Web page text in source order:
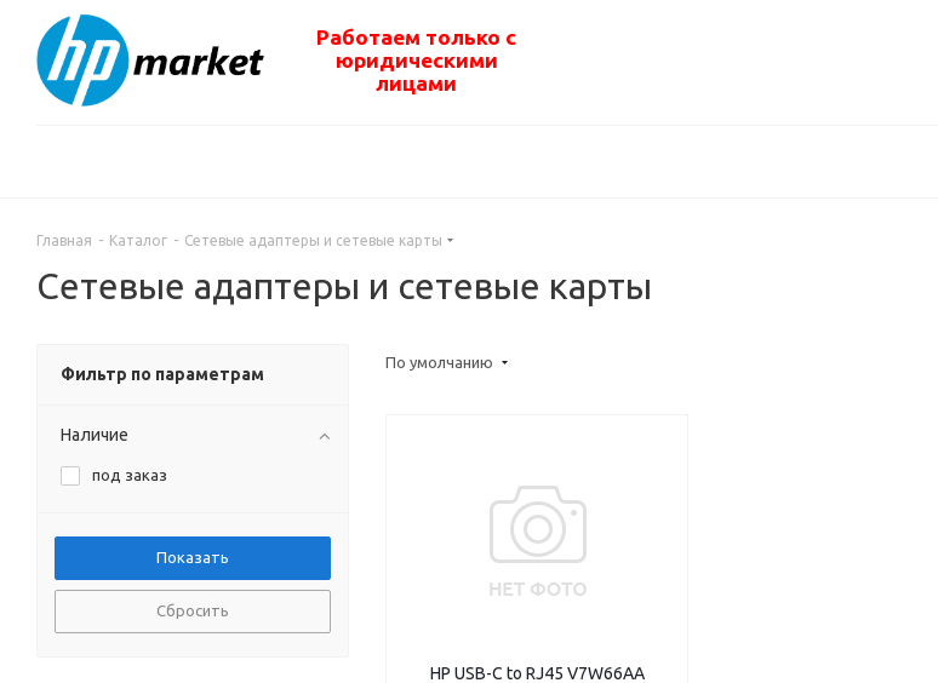
Работаем только с
юридическими
лицами
Главная - Каталог - Сетевые адаптеры и сетевые карты
Сетевые адаптеры и сетевые карты
По умолчанию
HP USB-C to RJ45 V7W66AA
Фильтр по параметрам
Наличие
под заказ
Сбросить